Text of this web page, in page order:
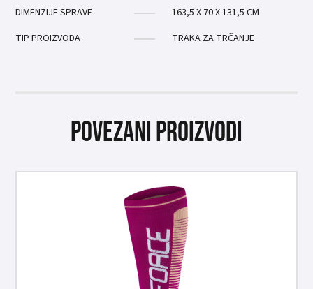
DIMENZIJE SPRAVE
163,5 X 70 X 131,5 CM
TIP PROIZVODA
TRAKA ZA TRČANJE
Povezani proizvodi